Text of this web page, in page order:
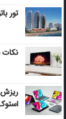
تور
نکات
ریزش